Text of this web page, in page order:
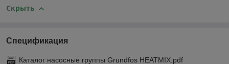
Скрыть
Спецификация
Каталог насосные группы Grundfos HEATMIX.pdf